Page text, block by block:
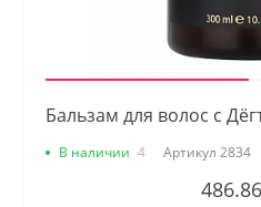
Бальзам для волос с
В наличии 4 Артикул 2834